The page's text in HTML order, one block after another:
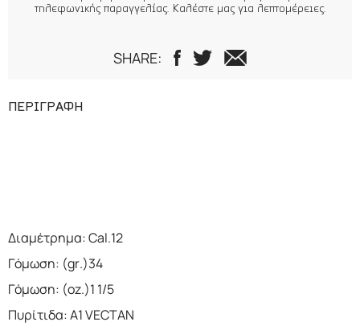
τηλεφωνικής παραγγελίας. Καλέστε μας για λεπτομέρειες.
SHARE:
ΠΕΡΙΓΡΑΦΗ
Διαμέτρημα: Cal.12
Γόμωση: (gr.)34
Γόμωση: (oz.)1 1/5
Πυρίτιδα: A1 VECTAN